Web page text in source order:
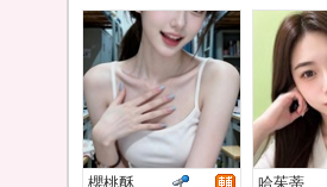
櫻桃酥 哈茱蒂